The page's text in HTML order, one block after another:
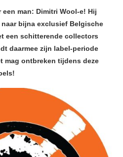
man: Dimitri Wool-e! Hij
bijna exclusief Belgische
een schitterende collectors
daarmee zijn label-periode
mag ontbreken tijdens deze